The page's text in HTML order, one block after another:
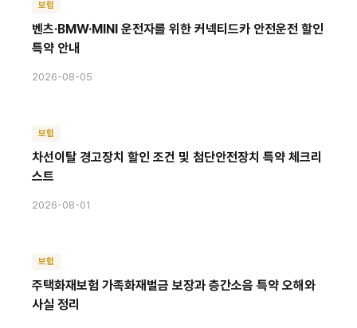
보험
벤츠·BMW·MINI 운전자를 위한 커넥티드카 안전운전 할인
특약 안내
2026-08-05
보험
차선이탈 경고장치 할인 조건 및 첨단안전장치 특약 체크리
스트
2026-08-01
보험
주택화재보험 가족화재벌금 보장과 층간소음 특약 오해와
사실 정리